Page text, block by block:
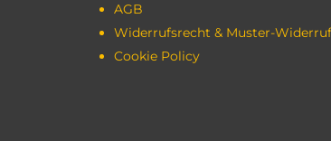
AGB
Widerrufsrecht & Muster-
Cookie Policy